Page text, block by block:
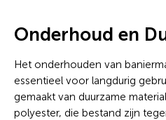
Onderhoud en
Het onderhouden van
essentieel voor langdurig
gemaakt van duurzame
polyester, die bestand zijn